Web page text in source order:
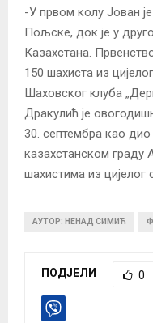
-У првом колу Јован
Пољске, док је у
Казахстана.
150 шахиста из
Шаховског клуба
Дракулић је
30. септембра као дио
казахстанском граду
шахистима из цијелог
АУТОР: НЕНАД СИМИЋ
ПОДЈЕЛИ 0